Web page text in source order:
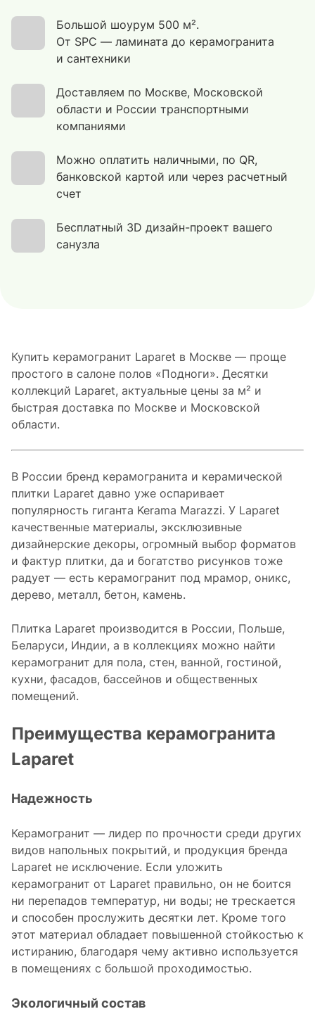
Большой шоурум 500 м².
От SPC — ламината до керамогранита
и сантехники
Доставляем по Москве, Московской
области и России транспортными
компаниями
Можно оплатить наличными, по QR,
банковской картой или через расчетный
счет
Бесплатный 3D дизайн-проект вашего
санузла
Купить керамогранит Laparet в Москве — проще
простого в салоне полов «Подноги». Десятки
коллекций Laparet, актуальные цены за м² и
быстрая доставка по Москве и Московской
области.
В России бренд керамогранита и керамической
плитки Laparet давно уже оспаривает
популярность гиганта Kerama Marazzi. У Laparet
качественные материалы, эксклюзивные
дизайнерские декоры, огромный выбор форматов
и фактур плитки, да и богатство рисунков тоже
радует — есть керамогранит под мрамор, оникс,
дерево, металл, бетон, камень.
Плитка Laparet производится в России, Польше,
Беларуси, Индии, а в коллекциях можно найти
керамогранит для пола, стен, ванной, гостиной,
кухни, фасадов, бассейнов и общественных
помещений.
Преимущества керамогранита
Laparet
Надежность
Керамогранит — лидер по прочности среди других
видов напольных покрытий, и продукция бренда
Laparet не исключение. Если уложить
керамогранит от Laparet правильно, он не боится
ни перепадов температур, ни воды; не трескается
и способен прослужить десятки лет. Кроме того
этот материал обладает повышенной стойкостью к
истиранию, благодаря чему активно используется
в помещениях с большой проходимостью.
Экологичный состав